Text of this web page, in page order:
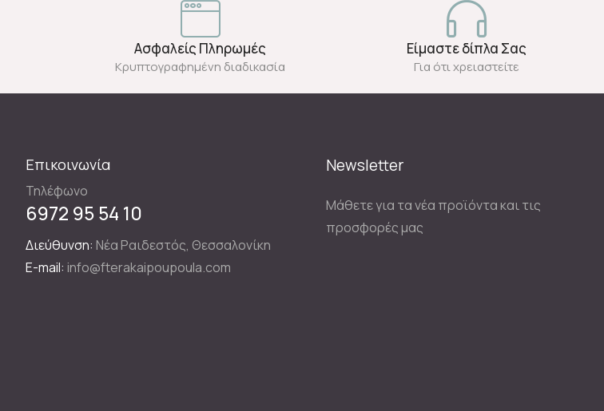
Ασφαλείς Πληρωμές
Κρυπτογραφημένη διαδικασία
Είμαστε δίπλα Σας
Για ότι χρειαστείτε
Επικοινωνία
Τηλέφωνο
6972 95 54 10
Διεύθυνση: Νέα Ραιδεστός, Θεσσαλονίκη
E-mail: info@fterakaipoupoula.com
Newsletter
Μάθετε για τα νέα προϊόντα και τις
προσφορές μας